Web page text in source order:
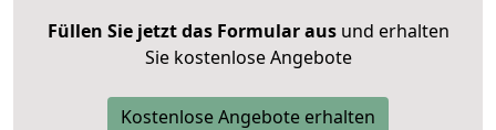
Füllen Sie jetzt das Formular ausund erhalten
Sie kostenlose Angebote
Kostenlose Angebote erhalten